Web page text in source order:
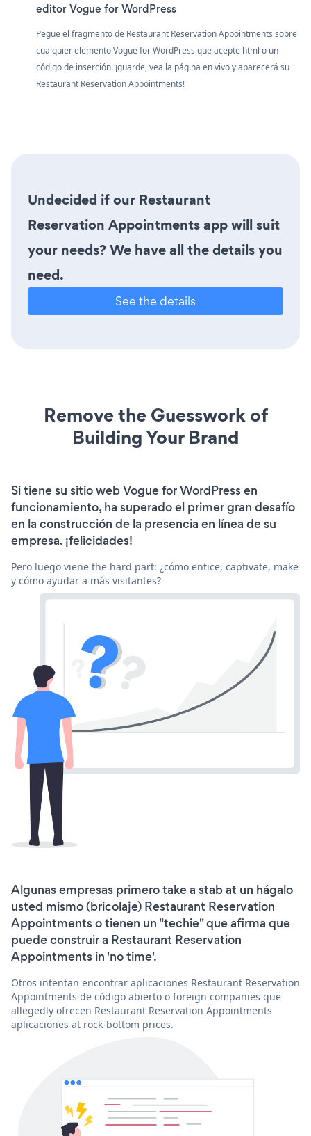
editor Vogue for WordPress
Pegue el fragmento de Restaurant Reservation Appointments sobre
cualquier elemento Vogue for WordPress que acepte html o un
código de inserción. ¡guarde, vea la página en vivo y aparecerá su
Restaurant Reservation Appointments!
Undecided if our Restaurant
Reservation Appointments app will suit
your needs? We have all the details you
need.
See the details
Remove the Guesswork of
Building Your Brand
Si tiene su sitio web Vogue for WordPress en
funcionamiento, ha superado el primer gran desafío
en la construcción de la presencia en línea de su
empresa. ¡felicidades!
Pero luego viene the hard part: ¿cómo entice, captivate, make
y cómo ayudar a más visitantes?
Algunas empresas primero take a stab at un hágalo
usted mismo (bricolaje) Restaurant Reservation
Appointments o tienen un "techie" que afirma que
puede construir a Restaurant Reservation
Appointments in 'no time'.
Otros intentan encontrar aplicaciones Restaurant Reservation
Appointments de código abierto o foreign companies que
allegedly ofrecen Restaurant Reservation Appointments
aplicaciones at rock-bottom prices.